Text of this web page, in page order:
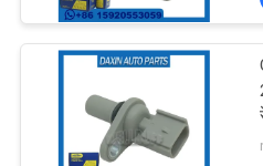
सस्पेंशन